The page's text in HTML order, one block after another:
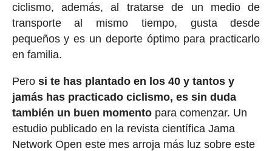
ciclismo, además, al tratarse de un medio de
transporte al mismo tiempo, gusta desde
pequeños y es un deporte óptimo para practicarlo
en familia.
Pero si te has plantado en los 40 y tantos y
jamás has practicado ciclismo, es sin duda
también un buen momentopara comenzar. Un
estudio publicado en la revista científica Jama
Network Open este mes arroja más luz sobre este